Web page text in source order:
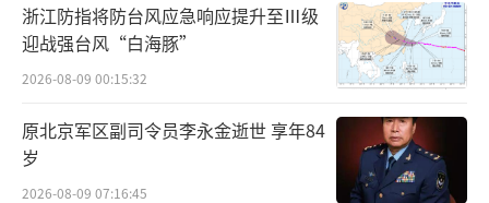
浙江防指将防台风应急响应提升至Ⅲ级
迎战强台风“白海豚”
2026-08-09 00:15:32
原北京军区副司令员李永金逝世 享年84
岁
2026-08-09 07:16:45